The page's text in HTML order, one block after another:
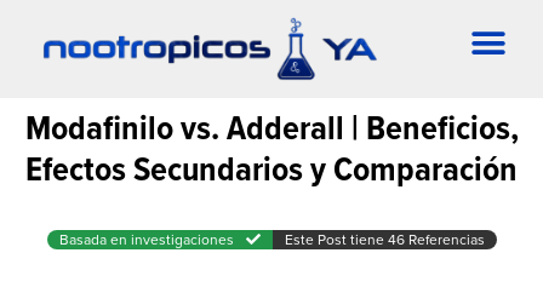
Modafinilo vs. Adderall | Beneficios,
Efectos Secundarios y Comparación
Basada en investigaciones Este Post tiene 46 Referencias